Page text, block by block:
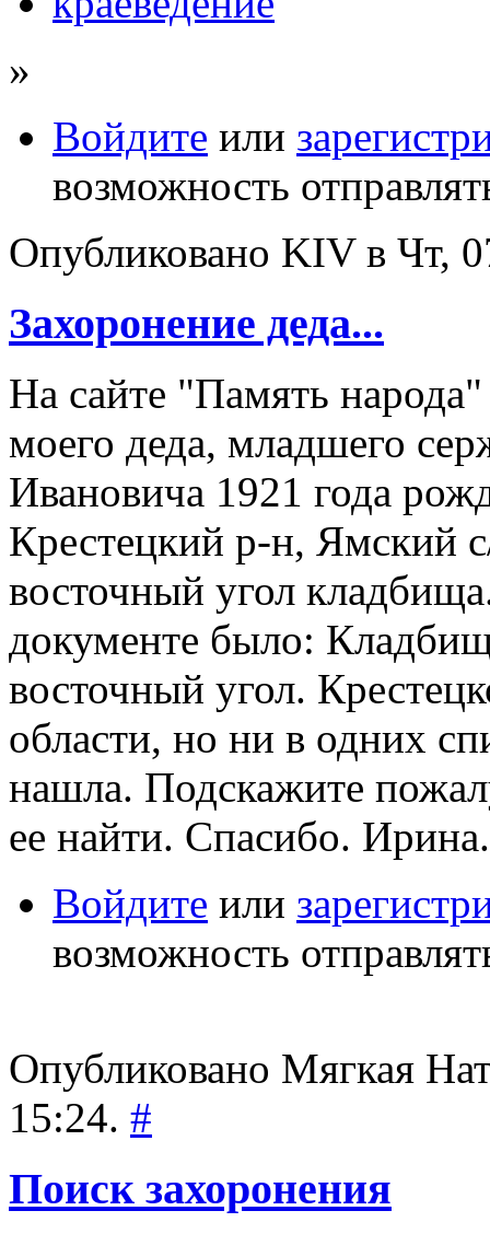
»
Войдите или
возможность
Опубликовано KIV в Чт,
Захоронение деда...
На сайте "Память
моего деда, младшего
Ивановича 1921 года
Крестецкий р-н, Ямский
восточный угол
документе было:
восточный угол.
области, но ни в одних
нашла. Подскажите
ее найти. Спасибо. Ирина.
Войдите или
возможность
Опубликовано Мягкая
15:24. #
Поиск захоронения